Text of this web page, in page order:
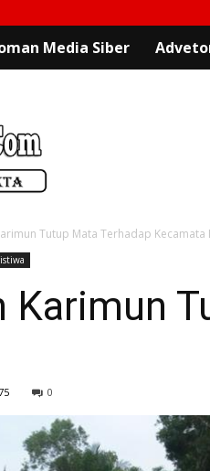
Media Siber
Tutup Mata Terhadap Kecamata
Karimun
0